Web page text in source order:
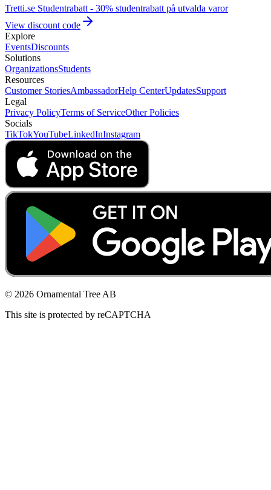
Tretti.se Studentrabatt - 30% studentrabatt på utvalda varor
View discount code
Explore
EventsDiscounts
Solutions
OrganizationsStudents
Resources
Customer StoriesAmbassadorHelp CenterUpdatesSupport
Legal
Privacy PolicyTerms of ServiceOther Policies
Socials
TikTokYouTubeLinkedInInstagram
© 2026 Ornamental Tree AB
This site is protected by reCAPTCHA